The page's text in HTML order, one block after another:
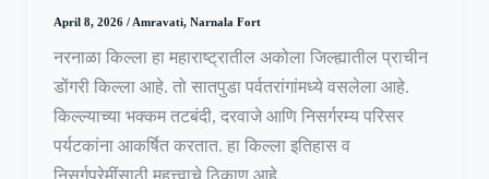
April 8, 2026 / Amravati, Narnala Fort
नरनाळा किल्ला हा महाराष्ट्रातील अकोला जिल्ह्यातील प्राचीन
डोंगरी किल्ला आहे. तो सातपुडा पर्वतरांगांमध्ये वसलेला आहे.
किल्ल्याच्या भक्कम तटबंदी, दरवाजे आणि निसर्गरम्य परिसर
पर्यटकांना आकर्षित करतात. हा किल्ला इतिहास व
निसर्गप्रेमींसाठी महत्त्वाचे ठिकाण आहे.